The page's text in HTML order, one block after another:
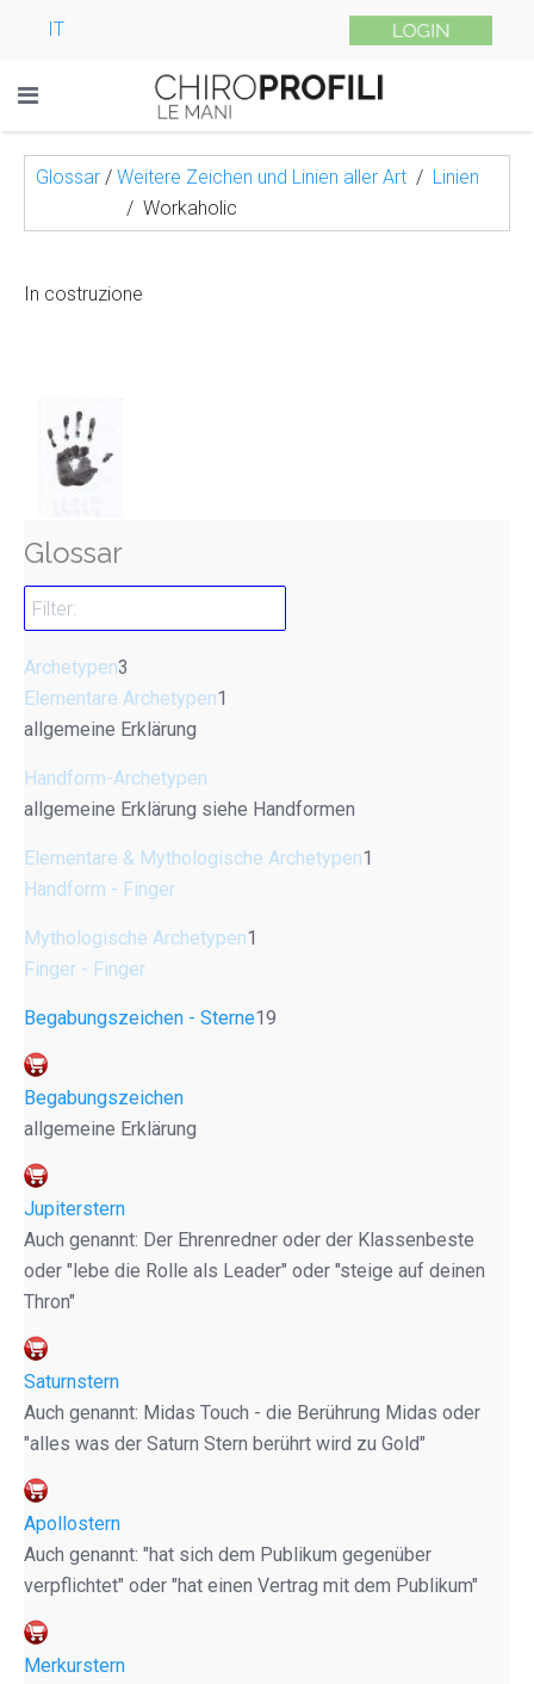
IT
Glossar / Weitere Zeichen und Linien aller Art
Linien
Workaholic
In costruzione
Glossar
Archetypen3
Elementare Archetypen1
allgemeine Erklärung
Handform-Archetypen
allgemeine Erklärung siehe Handformen
Elementare & Mythologische Archetypen1
Handform - Finger
Mythologische Archetypen1
Finger - Finger
Begabungszeichen - Sterne19
Begabungszeichen
allgemeine Erklärung
Jupiterstern
Auch genannt: Der Ehrenredner oder der Klassenbeste
oder "lebe die Rolle als Leader" oder "steige auf deinen
Thron"
Saturnstern
Auch genannt: Midas Touch - die Berührung Midas oder
"alles was der Saturn Stern berührt wird zu Gold"
Apollostern
Auch genannt: "hat sich dem Publikum gegenüber
verpflichtet" oder "hat einen Vertrag mit dem Publikum"
Merkurstern